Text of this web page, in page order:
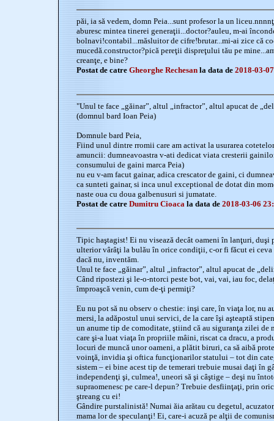
păi, ia să vedem, domn Peia...sunt profesor la un
aburesc mintea tinerei generaţii...doctor?auleu, m-ai
bolnavi!contabil...măsluitor de cifre!brutar...mi-ai zice că
mucedă.constructor?pică pereţii dispreţului tău pe
creanţe, e bine?
Postat de catre Gheorghe Rechesan la data de 2018-03-
"Unul te face „găinar”, altul „infractor”, altul apucat de
(domnul bard Ioan Peia)
Domnule bard Peia,
Fiind unul dintre rromii care am activat la usurarea
amuncii: dumneavoastra v-ati dedicat viata cresterii
consumului de gaini marca Peia)
nu eu v-am facut gainar, adica crescator de gaini, ci
ca sunteti gainar, si inca unul exceptional de dotat din
naste oua cu doua galbenusuri si jumatate.
Postat de catre Dumitru Cioaca la data de 2018-03-06
Tipic haştagist! Ei nu visează decât oameni în lanţuri, duşi
ulterior vârâţi la bulău în orice condiţii, c-or fi făcut ei ceva
dacă nu, inventăm.
Unul te face „găinar”, altul „infractor”, altul apucat de
Când ripostezi şi le-o-ntorci peste bot, vai, vai, iau foc,
împroaşcă venin, cum de-ţi permiţi?
Eu nu pot să nu observ o chestie: inşi care, în viaţa lor, nu
mersi, la adăpostul unui servici, de la care îşi aşteaptă
un anume tip de comoditate, ştiind că au siguranţa zilei de
care şi-a luat viaţa în propriile mâini, riscat ca dracu, a
locuri de muncă unor oameni, a plătit biruri, ca să aibă
voinţă, invidia şi oftica funcţionarilor statului – tot din
sistem – ei bine acest tip de temerari trebuie musai daţi în
independenţi şi, culmea!, uneori să şi câştige – deşi nu
supraomenesc pe care-l depun? Trebuie desfiinţaţi, prin
ştreang cu ei!
Gândire purstalinistă! Numai ăia arătau cu degetul,
mama lor de speculanţi! Ei, care-i acuză pe alţii de